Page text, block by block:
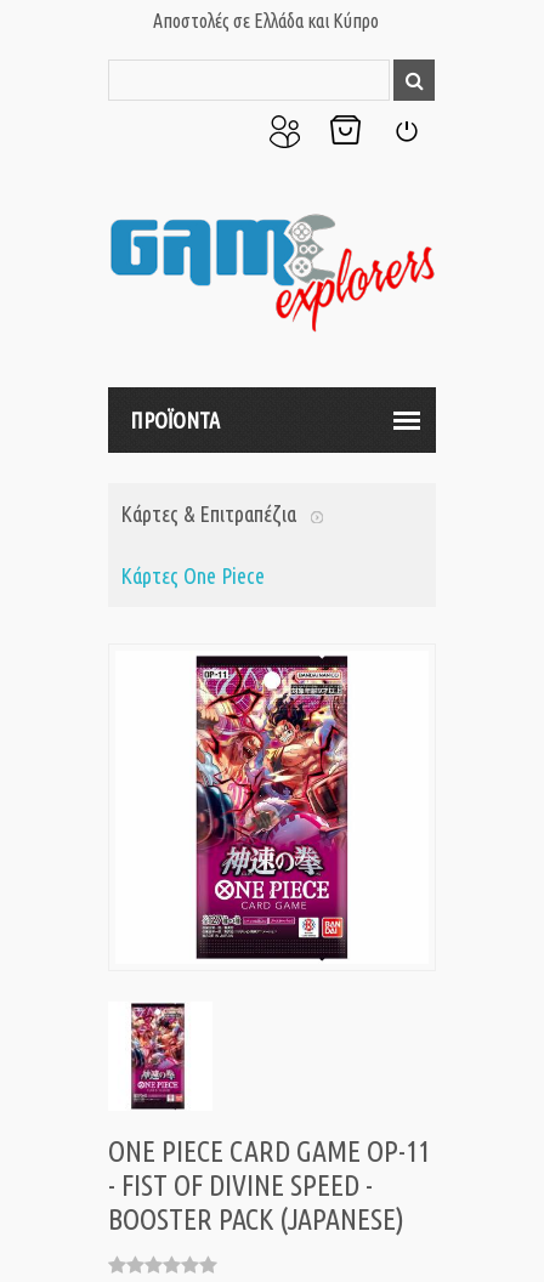
Αποστολές σε Ελλάδα και Κύπρο
μου
ΠΡΟΪΟΝΤΑ
Κάρτες & Επιτραπέζια
Κάρτες One Piece
ONE PIECE CARD GAME OP-11
- FIST OF DIVINE SPEED -
BOOSTER PACK (JAPANESE)